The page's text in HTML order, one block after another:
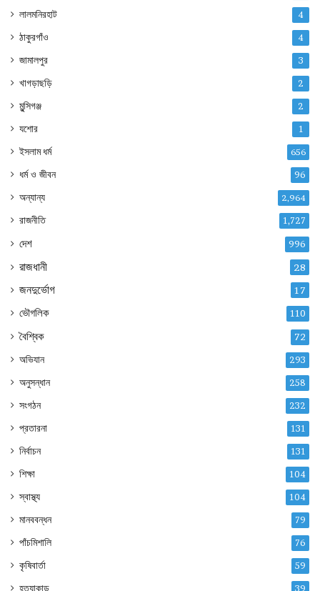
লালমনিরহাট 4
ঠাকুরগাঁও 4
জামালপুর 3
খাগড়াছড়ি 2
মুন্সিগঞ্জ 2
যশোর 1
ইসলাম ধর্ম 656
ধর্ম ও জীবন 96
অন্যান্য 2,964
রাজনীতি 1,727
দেশ 996
রাজধানী 28
জনদুর্ভোগ 17
ভৌগলিক 110
বৈশ্বিক 72
অভিযান 293
অনুসন্ধান 258
সংগঠন 232
প্রতারনা 131
নির্বাচন 131
শিক্ষা 104
স্বাস্থ্য 104
মানববন্ধন 79
পাঁচমিশালি 76
কৃষিবার্তা 59
হত্যাকান্ড 39